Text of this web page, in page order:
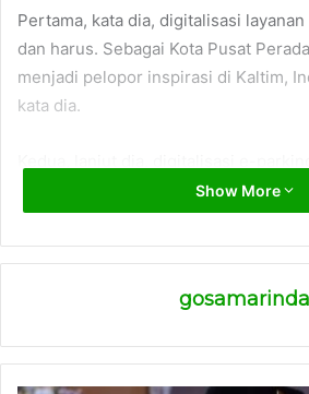
Pertama, kata dia, digitalisasi layanan
dan harus. Sebagai Kota Pusat
menjadi pelopor inspirasi di Kaltim,
kata dia.
dalam penerapan bulan Maret di
triliun angka optimis APBD
setelah Kutai Kartanegara. Keempat,
Kelima, tambah dia, adalah sebuah
pembangunan yang tak saya dengar
Show More
gosamarinda